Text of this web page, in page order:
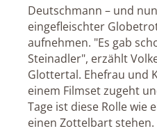
Deutschmann – und
eingefleischter
aufnehmen. "Es gab
Steinadler", erzählt
Glottertal. Ehefrau und
einem Filmset zugeht
Tage ist diese Rolle wie
einen Zottelbart stehen.